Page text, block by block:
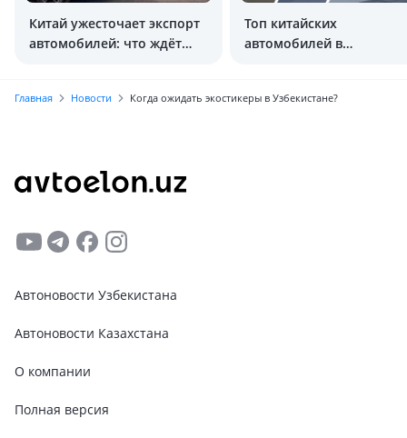
Китай ужесточает экспорт
автомобилей: что ждёт
Топ китайских
автомобилей в
Главная Новости Когда ожидать экостикеры в Узбекистане?
Автоновости Узбекистана
Автоновости Казахстана
О компании
Полная версия